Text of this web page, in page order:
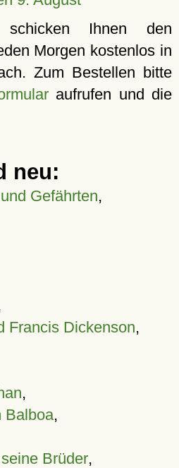
Ihnen den
Morgen kostenlos in
Zum Bestellen bitte
aufrufen und die
neu:
Gefährten,
Francis Dickenson,
,
Balboa,
Brüder,